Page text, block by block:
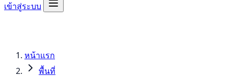
เข้าสู่ระบบ
หน้าแรก
พื้นที่